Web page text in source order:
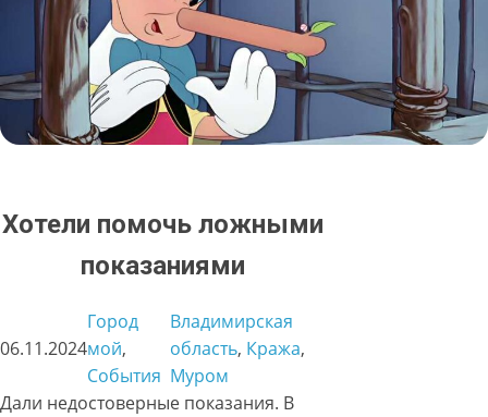
Хотели помочь ложными
показаниями
06.11.2024
Город
мой
События
Владимирская
область, Кража
Муром
Дали недостоверные показания. В